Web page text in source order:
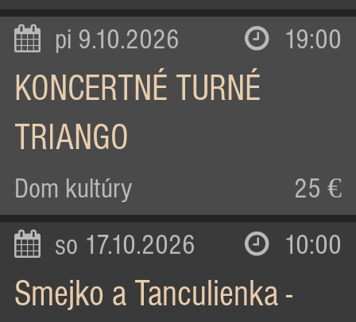
pi 9.10.2026 19:00
KONCERTNÉ TURNÉ
TRIANGO
Dom kultúry 25 €
so 17.10.2026 10:00
Smejko a Tanculienka -